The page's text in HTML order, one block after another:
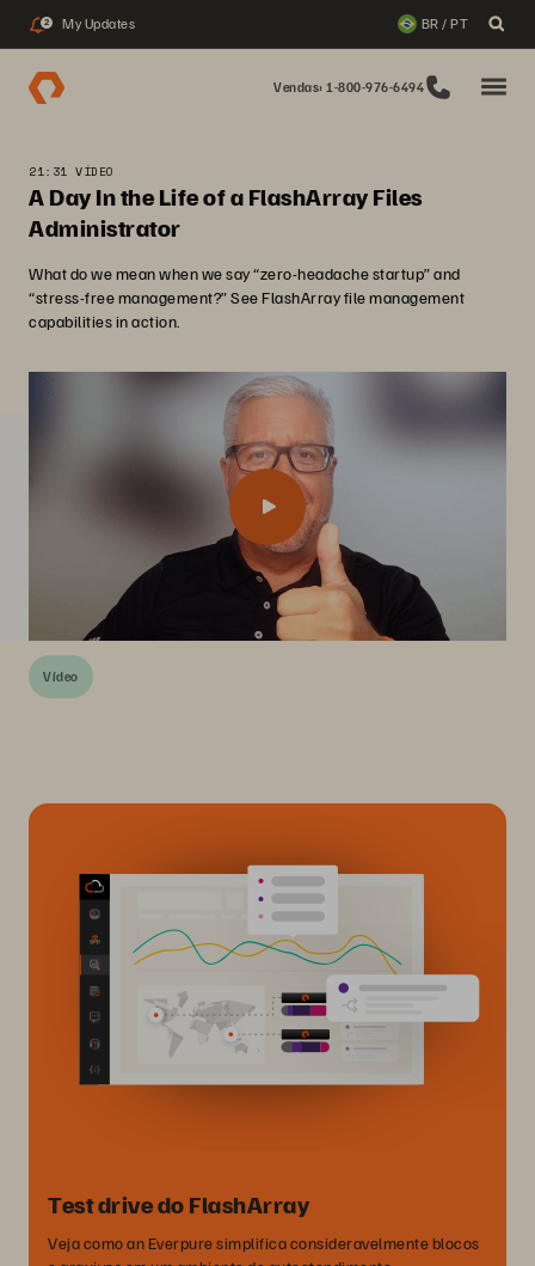
2 My Updates BR / PT
Vendas: 1-800-976-6494
21:31 VÍDEO
A Day In the Life of a FlashArray Files
Administrator
What do we mean when we say “zero-headache startup” and
“stress-free management?” See FlashArray file management
capabilities in action.
Vídeo
Test drive do FlashArray
Veja como an Everpure simplifica consideravelmente blocos